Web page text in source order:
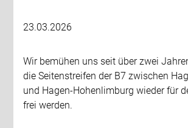
23.03.2026
Wir bemühen uns seit über zwei
die Seitenstreifen der B7 zwischen
und Hagen-Hohenlimburg wieder für
frei werden.